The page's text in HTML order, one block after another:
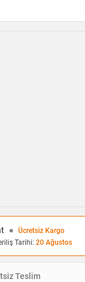
●
Ücretsiz Kargo
Tarihi: 20 Ağustos
Teslim